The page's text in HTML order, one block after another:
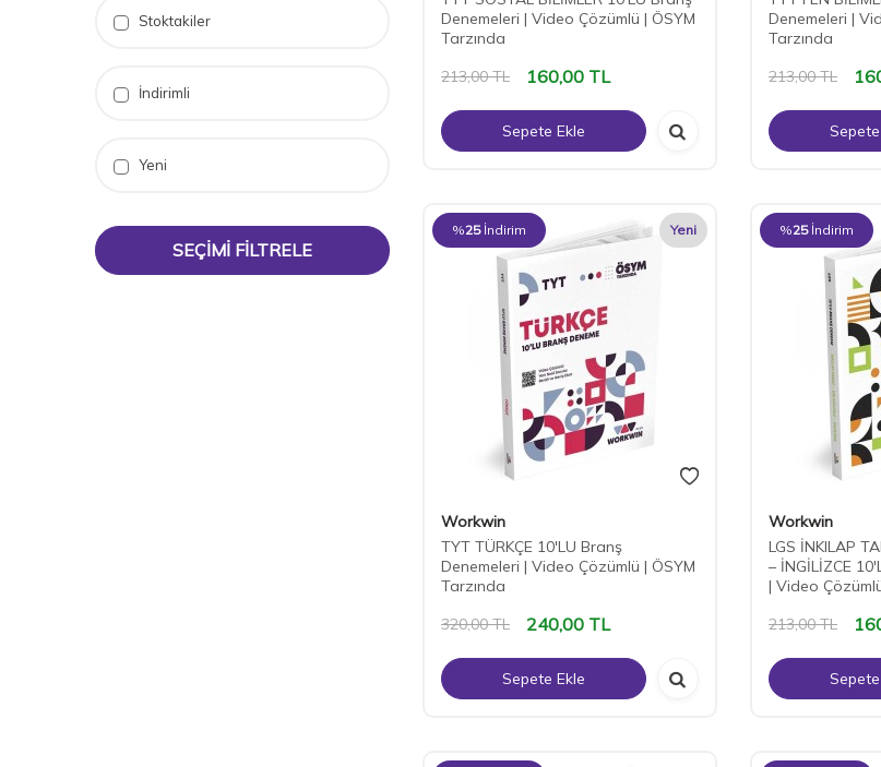
Stoktakiler
İndirimli
Yeni
SEÇIMI FILTRELE
Denemeleri | Video Çözümlü | ÖSYM
Tarzında
213,00TL 160,00 TL
Sepete Ekle
Denemeleri |
Tarzında
213,00TL
%25 İndirim Yeni
Workwin
TYT TÜRKÇE 10'LU Branş
Denemeleri | Video Çözümlü | ÖSYM
Tarzında
320,00TL 240,00 TL
Sepete Ekle
%25 İndirim
Workwin
LGS İNKILAP
– İNGİLİZCE
| Video
213,00TL